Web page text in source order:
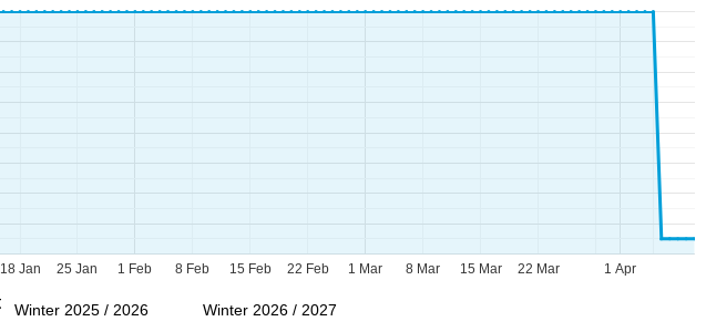
Advies 1 Feb 1 Mar 1 Apr
18 Jan 25 Jan 8 Feb 15 Feb 22 Feb 8 Mar 15 Mar 22 Mar
Winter 2025 / 2026 Winter 2026 / 2027